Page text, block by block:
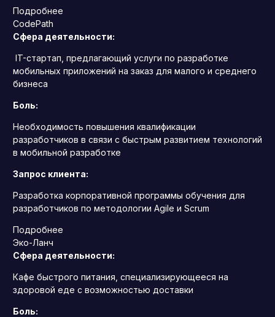
Подробнее
CodePath
Сфера деятельности:
IT-стартап, предлагающий услуги по разработке
мобильных приложений на заказ для малого и среднего
бизнеса
Боль:
Необходимость повышения квалификации
разработчиков в связи с быстрым развитием технологий
в мобильной разработке
Запрос клиента:
Разработка корпоративной программы обучения для
разработчиков по методологии Agile и Scrum
Подробнее
Эко-Ланч
Сфера деятельности:
Кафе быстрого питания, специализирующееся на
здоровой еде с возможностью доставки
Боль: